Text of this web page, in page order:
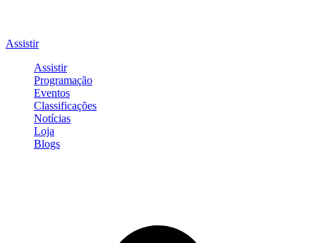
Assistir
Assistir
Programação
Eventos
Classificações
Notícias
Loja
Blogs